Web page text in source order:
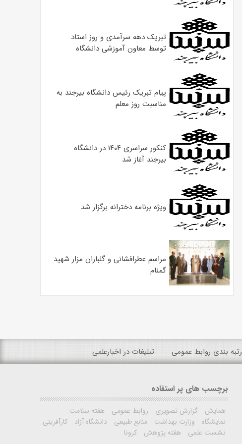
تبریک دهه سرآمدی و روز استاد
توسط معاون آموزشی دانشگاه
پیام تبریک رئیس دانشگاه بیرجند به
مناسبت روز معلم
کنکور سراسری ۱۴۰۴ در دانشگاه
بیرجند آغاز شد
ویژه برنامه دخترانه برگزار شد
مراسم عطرافشانی و گلباران مزار شهید
گمنام
رتبه بندی روابط عمومی تبلیغات در اخبارعلمی
برچسب های پر استفاده
همایش گزارش تصویری روابط عمومی
هفته سلامت
نمایشگاه
وزارت بهداشت منابع طبیعی دانشگاه آزاد
کارآفرینی
نشست علمی
هفته پژوهش کرونا